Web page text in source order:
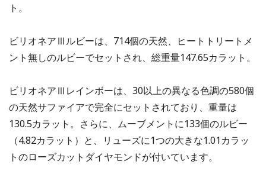
ト。
ビリオネアⅢルビーは、714個の天然、ヒートトリートメ
ント無しのルビーでセットされ、総重量147.65カラット。
ビリオネアⅢレインボーは、30以上の異なる色調の580個
の天然サファイアで完全にセットされており、重量は
130.5カラット。さらに、ムーブメントに133個のルビー
（4.82カラット）と、リューズに1つの大きな1.01カラッ
トのローズカットダイヤモンドが付いています。